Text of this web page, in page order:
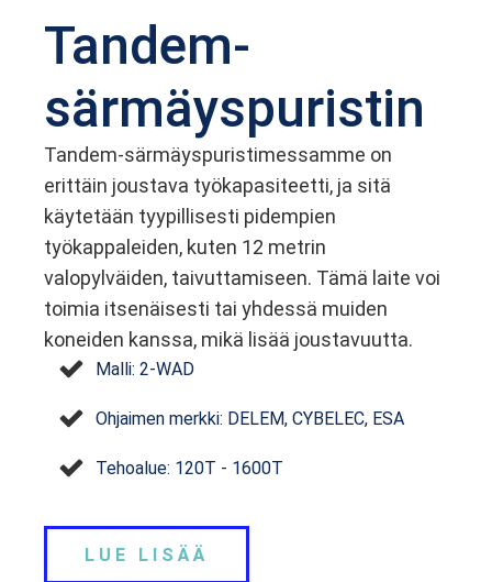
Tandem-
särmäyspuristin
Tandem-särmäyspuristimessamme on
erittäin joustava työkapasiteetti, ja sitä
käytetään tyypillisesti pidempien
työkappaleiden, kuten 12 metrin
valopylväiden, taivuttamiseen. Tämä laite voi
toimia itsenäisesti tai yhdessä muiden
koneiden kanssa, mikä lisää joustavuutta.
Malli: 2-WAD
Ohjaimen merkki: DELEM, CYBELEC, ESA
Tehoalue: 120T - 1600T
LUE LISÄÄ